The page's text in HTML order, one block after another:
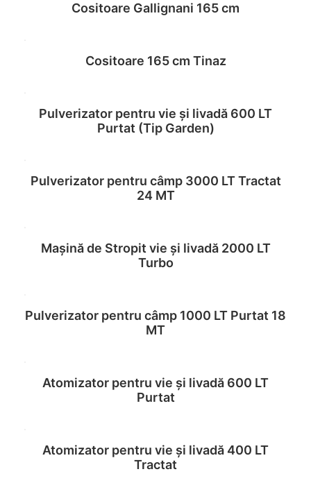
Cositoare Gallignani 165 cm
Cositoare 165 cm Tinaz
Read more
Pulverizator pentru vie și livadă 600 LT
Purtat (Tip Garden)
Read more
Pulverizator pentru câmp 3000 LT Tractat
24 MT
Read more
Mașină de Stropit vie și livadă 2000 LT
Turbo
Read more
Pulverizator pentru câmp 1000 LT Purtat 18
MT
Read more
Atomizator pentru vie și livadă 600 LT
Purtat
Read more
Atomizator pentru vie și livadă 400 LT
Tractat